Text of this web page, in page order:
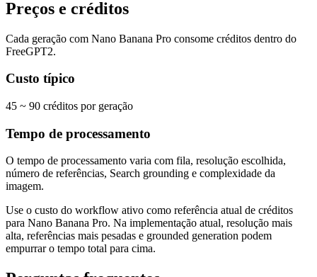
Preços e créditos
Cada geração com Nano Banana Pro consome créditos dentro do
FreeGPT2.
Custo típico
45 ~ 90 créditos por geração
Tempo de processamento
O tempo de processamento varia com fila, resolução escolhida,
número de referências, Search grounding e complexidade da
imagem.
Use o custo do workflow ativo como referência atual de créditos
para Nano Banana Pro. Na implementação atual, resolução mais
alta, referências mais pesadas e grounded generation podem
empurrar o tempo total para cima.